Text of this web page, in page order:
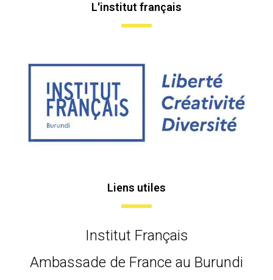
L'institut français
Liens utiles
Institut Français
Ambassade de France au Burundi